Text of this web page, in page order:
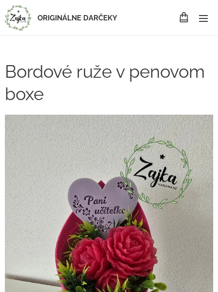
ORIGINÁLNE DARČEKY
Bordové ruže v penovom
boxe